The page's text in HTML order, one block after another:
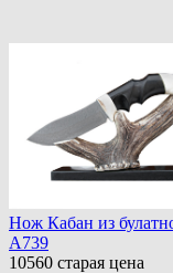
Нож Кабан из
A739
10560 старая цена